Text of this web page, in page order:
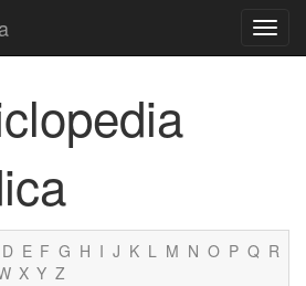
D E F G H I J K L M N O P Q R
X Y Z